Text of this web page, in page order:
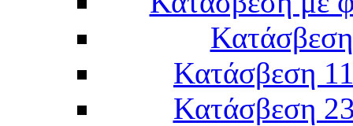
Κατάσβεση
Κατάσβεση